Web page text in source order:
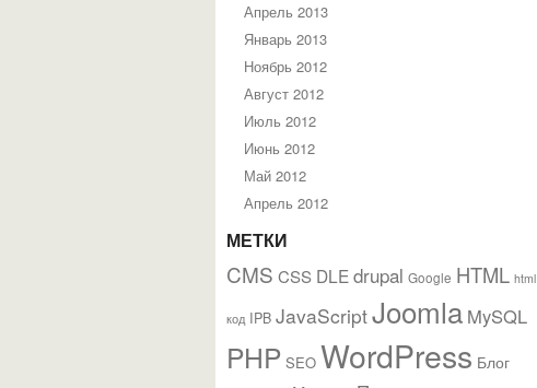
Апрель 2013
Январь 2013
Ноябрь 2012
Август 2012
Июль 2012
Июнь 2012
Май 2012
Апрель 2012
МЕТКИ
CMS CSS DLEdrupal Google HTML html
код IPB JavaScriptJoomla MySQL
PHP SEO WordPress Блог